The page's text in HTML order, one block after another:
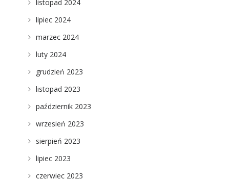
listopad 2024
lipiec 2024
marzec 2024
luty 2024
grudzień 2023
listopad 2023
październik 2023
wrzesień 2023
sierpień 2023
lipiec 2023
czerwiec 2023